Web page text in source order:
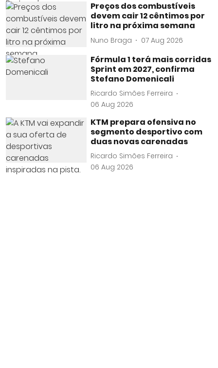
Preços dos combustíveis
devem cair 12 cêntimos por
litro na próxima semana
Nuno Braga 07 Aug 2026
Fórmula 1 terá mais corridas
Sprint em 2027, confirma
Stefano Domenicali
Ricardo Simões Ferreira
06 Aug 2026
KTM prepara ofensiva no
segmento desportivo com
duas novas carenadas
Ricardo Simões Ferreira
06 Aug 2026